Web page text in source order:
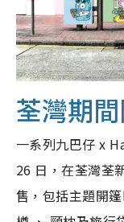
荃灣期
一系列九巴仔 x
26 日，在荃灣荃
售，包括主題開